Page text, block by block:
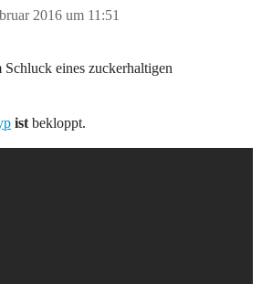
2016 um 11:51
eines zuckerhaltigen
ist bekloppt.